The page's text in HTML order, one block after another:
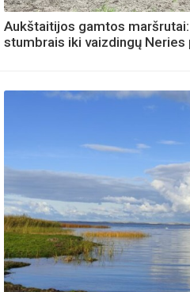
Aukštaitijos gamtos
stumbrais iki vaizdingų Neries